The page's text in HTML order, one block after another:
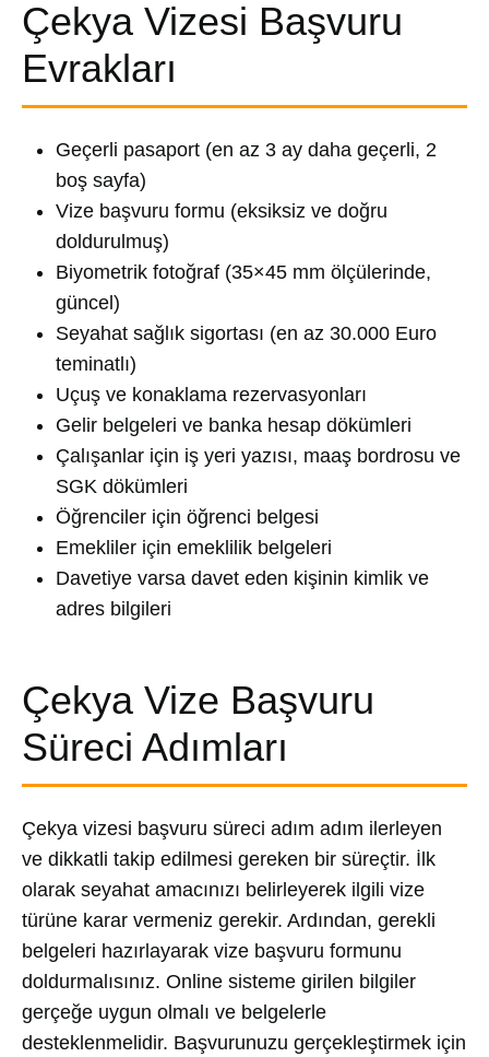
Çekya Vizesi Başvuru
Evrakları
Geçerli pasaport (en az 3 ay daha geçerli, 2
boş sayfa)
Vize başvuru formu (eksiksiz ve doğru
doldurulmuş)
Biyometrik fotoğraf (35×45 mm ölçülerinde,
güncel)
Seyahat sağlık sigortası (en az 30.000 Euro
teminatlı)
Uçuş ve konaklama rezervasyonları
Gelir belgeleri ve banka hesap dökümleri
Çalışanlar için iş yeri yazısı, maaş bordrosu ve
SGK dökümleri
Öğrenciler için öğrenci belgesi
Emekliler için emeklilik belgeleri
Davetiye varsa davet eden kişinin kimlik ve
adres bilgileri
Çekya Vize Başvuru
Süreci Adımları
Çekya vizesi başvuru süreci adım adım ilerleyen
ve dikkatli takip edilmesi gereken bir süreçtir. İlk
olarak seyahat amacınızı belirleyerek ilgili vize
türüne karar vermeniz gerekir. Ardından, gerekli
belgeleri hazırlayarak vize başvuru formunu
doldurmalısınız. Online sisteme girilen bilgiler
gerçeğe uygun olmalı ve belgelerle
desteklenmelidir. Başvurunuzu gerçekleştirmek için